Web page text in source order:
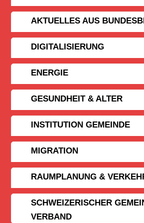
AKTUELLES AUS
DIGITALISIERUNG
ENERGIE
GESUNDHEIT & ALTER
INSTITUTION GEMEINDE
MIGRATION
RAUMPLANUNG &
SCHWEIZERISCHER
VERBAND